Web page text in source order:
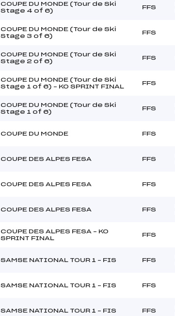
COUPE DU MONDE (Tour de Ski
Stage 4 of 6)
FFS
COUPE DU MONDE (Tour de Ski
Stage 3 of 6)
FFS
COUPE DU MONDE (Tour de Ski
Stage 2 of 6)
FFS
COUPE DU MONDE (Tour de Ski
Stage 1 of 6) – KO SPRINT FINAL
FFS
COUPE DU MONDE (Tour de Ski
Stage 1 of 6)
FFS
COUPE DU MONDE FFS
COUPE DES ALPES FESA FFS
COUPE DES ALPES FESA FFS
COUPE DES ALPES FESA FFS
COUPE DES ALPES FESA – KO
SPRINT FINAL
FFS
SAMSE NATIONAL TOUR 1 – FIS FFS
SAMSE NATIONAL TOUR 1 – FIS FFS
SAMSE NATIONAL TOUR 1 – FIS FFS